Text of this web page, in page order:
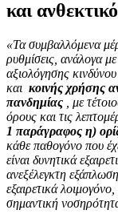
και
«Τα συμβαλλόμενα
ρυθμίσεις, ανάλογα
αξιολόγησης
και κοινής χρήσης
πανδημίας , με
όρους και τις
1 παράγραφος η)
κάθε παθογόνο που
είναι δυνητικά
ανεξέλεγκτη
εξαιρετικά
σημαντική